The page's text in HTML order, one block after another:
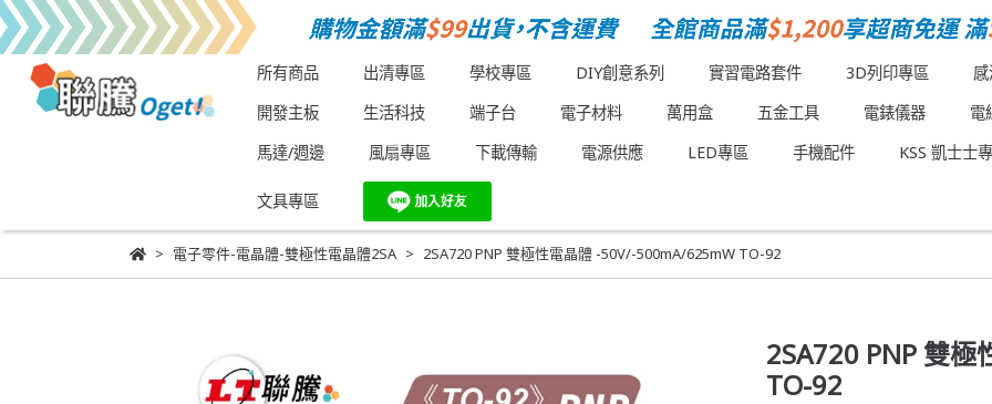
所有商品 出清專區 學校專區 DIY創意系列 實習電路套件 3D列印專區
開發主板
生活科技 端子台 電子材料 萬用盒 五金工具 電錶儀器
電
馬達/週邊
風扇專區 下載傳輸 電源供應 LED專區 手機配件 KSS 凱士士
文具專區
電子零件-電晶體-雙極性電晶體2SA 2SA720 PNP 雙極性電晶體 -50V/-500mA/625mW TO-92
2SA720 PNP 雙
TO-92